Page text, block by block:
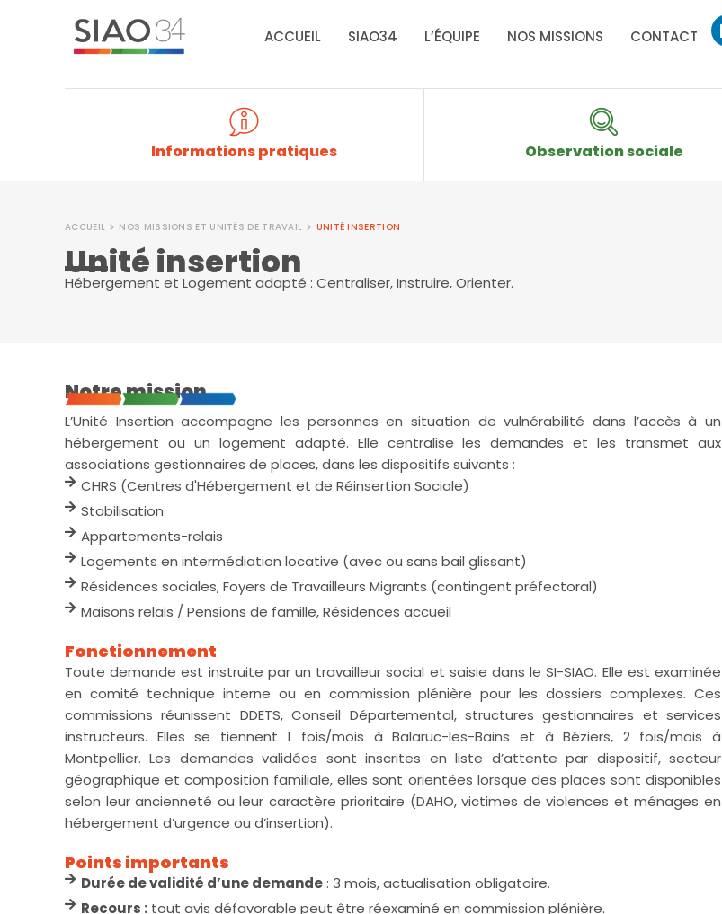
ACCUEIL SIAO34 L’ÉQUIPE NOS MISSIONS CONTACT
Informations pratiques Observation sociale
ACCUEIL NOS MISSIONS ET UNITÉS DE TRAVAIL UNITÉ INSERTION
Unité insertion
Hébergement et Logement adapté : Centraliser, Instruire, Orienter.
Notre mission
L’Unité Insertion accompagne les personnes en situation de vulnérabilité dans l’accès à un
hébergement ou un logement adapté. Elle centralise les demandes et les transmet aux
associations gestionnaires de places, dans les dispositifs suivants :
CHRS (Centres d'Hébergement et de Réinsertion Sociale)
Stabilisation
Appartements-relais
Logements en intermédiation locative (avec ou sans bail glissant)
Résidences sociales, Foyers de Travailleurs Migrants (contingent préfectoral)
Maisons relais / Pensions de famille, Résidences accueil
Fonctionnement
Toute demande est instruite par un travailleur social et saisie dans le SI-SIAO. Elle est examinée
en comité technique interne ou en commission plénière pour les dossiers complexes. Ces
commissions réunissent DDETS, Conseil Départemental, structures gestionnaires et services
instructeurs. Elles se tiennent 1 fois/mois à Balaruc-les-Bains et à Béziers, 2 fois/mois à
Montpellier. Les demandes validées sont inscrites en liste d’attente par dispositif, secteur
géographique et composition familiale, elles sont orientées lorsque des places sont disponibles
selon leur ancienneté ou leur caractère prioritaire (DAHO, victimes de violences et ménages en
hébergement d’urgence ou d’insertion).
Points importants
Durée de validité d’une demande: 3 mois, actualisation obligatoire.
Recours :tout avis défavorable peut être réexaminé en commission plénière.